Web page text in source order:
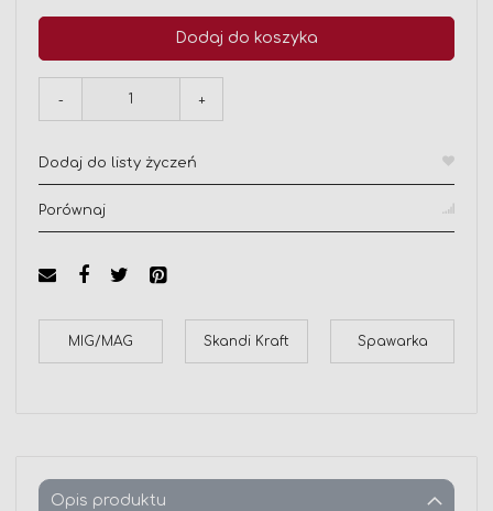
Dodaj do koszyka
- +
Dodaj do listy życzeń
Porównaj
MIG/MAG Skandi Kraft Spawarka
Opis produktu